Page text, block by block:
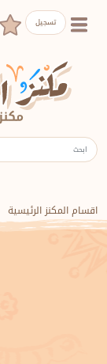
تسجيل
اقسام المكنز الرئيسية